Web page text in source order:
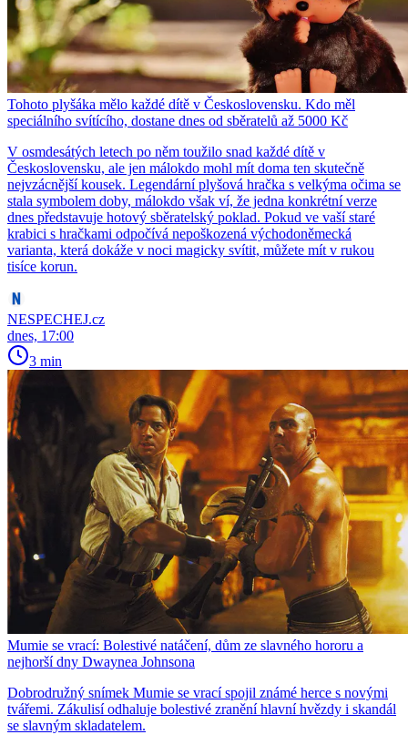
Tohoto plyšáka mělo každé dítě v Československu. Kdo měl
speciálního svítícího, dostane dnes od sběratelů až 5000 Kč
V osmdesátých letech po něm toužilo snad každé dítě v
Československu, ale jen málokdo mohl mít doma ten skutečně
nejvzácnější kousek. Legendární plyšová hračka s velkýma očima se
stala symbolem doby, málokdo však ví, že jedna konkrétní verze
dnes představuje hotový sběratelský poklad. Pokud ve vaší staré
krabici s hračkami odpočívá nepoškozená východoněmecká
varianta, která dokáže v noci magicky svítit, můžete mít v rukou
tisíce korun.
NESPECHEJ.cz
dnes, 17:00
3 min
Mumie se vrací: Bolestivé natáčení, dům ze slavného hororu a
nejhorší dny Dwaynea Johnsona
Dobrodružný snímek Mumie se vrací spojil známé herce s novými
tvářemi. Zákulisí odhaluje bolestivé zranění hlavní hvězdy i skandál
se slavným skladatelem.